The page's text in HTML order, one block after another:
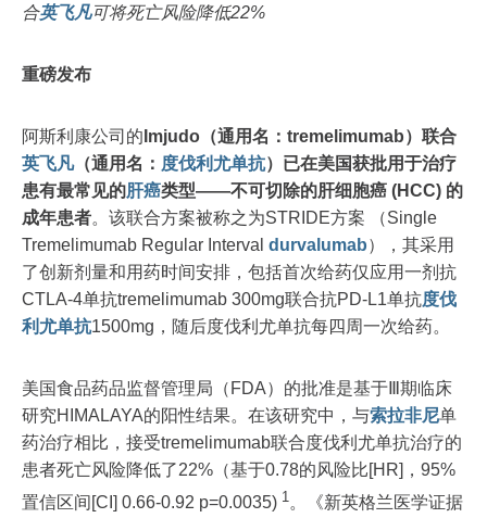
合英飞凡可将死亡风险降低22%
重磅发布
阿斯利康公司的 Imjudo（通用名：tremelimumab）联合
英飞凡（通用名： 度伐利尤单抗）已在美国获批用于治疗
患有最常见的肝癌类型——不可切除的肝细胞癌 (HCC) 的
成年患者。该联合方案被称之为STRIDE方案 （Single
Tremelimumab Regular Interval durvalumab），其采用
了创新剂量和用药时间安排，包括首次给药仅应用一剂抗
CTLA-4单抗tremelimumab 300mg联合抗PD-L1单抗度伐
利尤单抗1500mg，随后度伐利尤单抗每四周一次给药。
美国食品药品监督管理局（FDA）的批准是基于Ⅲ期临床
研究HIMALAYA的阳性结果。在该研究中，与索拉非尼单
药治疗相比，接受tremelimumab联合度伐利尤单抗治疗的
患者死亡风险降低了22%（基于0.78的风险比[HR]，95%
置信区间[CI] 0.66-0.92 p=0.0035) 1 。《新英格兰医学证据